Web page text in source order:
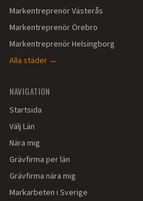
MarkentreprenörVästerås
MarkentreprenörÖrebro
MarkentreprenörHelsingborg
Alla städer →
NAVIGATION
Startsida
Välj Län
Nära mig
Grävfirma per län
Grävfirma nära mig
Markarbeten i Sverige